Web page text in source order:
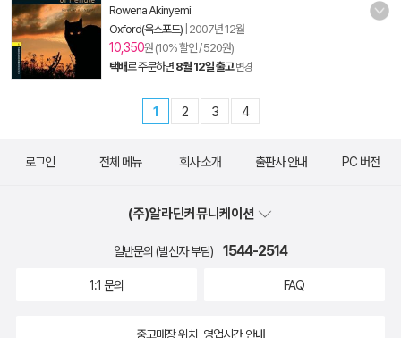
Rowena Akinyemi
Oxford(옥스포드) 2007년 12월
10,350원 (10% 할인 / 520원)
택배로 주문하면 8월 12일 출고 변경
1 2 3 4
로그인 전체 메뉴 회사 소개 출판사 안내 PC 버전
(주)알라딘커뮤니케이션
일반문의 (발신자 부담) 1544-2514
1:1 문의 FAQ
중고매장 위치, 영업시간 안내